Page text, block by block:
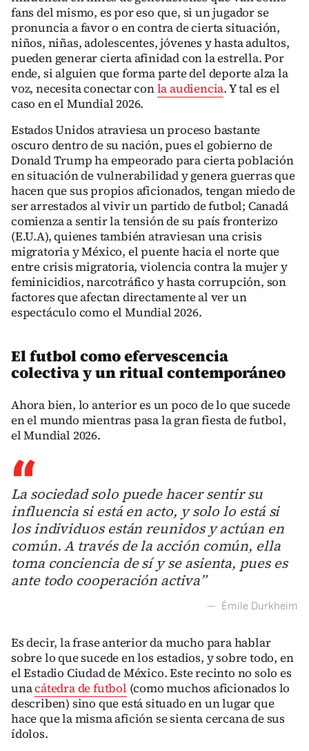
fans del mismo, es por eso que, si un jugador se
pronuncia a favor o en contra de cierta situación,
niños, niñas, adolescentes, jóvenes y hasta adultos,
pueden generar cierta afinidad con la estrella. Por
ende, si alguien que forma parte del deporte alza la
voz, necesita conectar conla audiencia. Y tal es el
caso en el Mundial 2026.
Estados Unidos atraviesa un proceso bastante
oscuro dentro de su nación, pues el gobierno de
Donald Trump ha empeorado para cierta población
en situación de vulnerabilidad y genera guerras que
hacen que sus propios aficionados, tengan miedo de
ser arrestados al vivir un partido de futbol; Canadá
comienza a sentir la tensión de su país fronterizo
(E.U.A), quienes también atraviesan una crisis
migratoria y México, el puente hacia el norte que
entre crisis migratoria, violencia contra la mujer y
feminicidios, narcotráfico y hasta corrupción, son
factores que afectan directamente al ver un
espectáculo como el Mundial 2026.
El futbol como efervescencia
colectiva y un ritual contemporáneo
Ahora bien, lo anterior es un poco de lo que sucede
en el mundo mientras pasa la gran fiesta de futbol,
el Mundial 2026.
La sociedad solo puede hacer sentir su
influencia si está en acto, y solo lo está si
los individuos están reunidos y actúan en
común. A través de la acción común, ella
toma conciencia de sí y se asienta, pues es
ante todo cooperación activa”
— Émile Durkheim
Es decir, la frase anterior da mucho para hablar
sobre lo que sucede en los estadios, y sobre todo, en
el Estadio Ciudad de México. Este recinto no solo es
unacátedra de futbol (como muchos aficionados lo
describen) sino que está situado en un lugar que
hace que la misma afición se sienta cercana de sus
ídolos.